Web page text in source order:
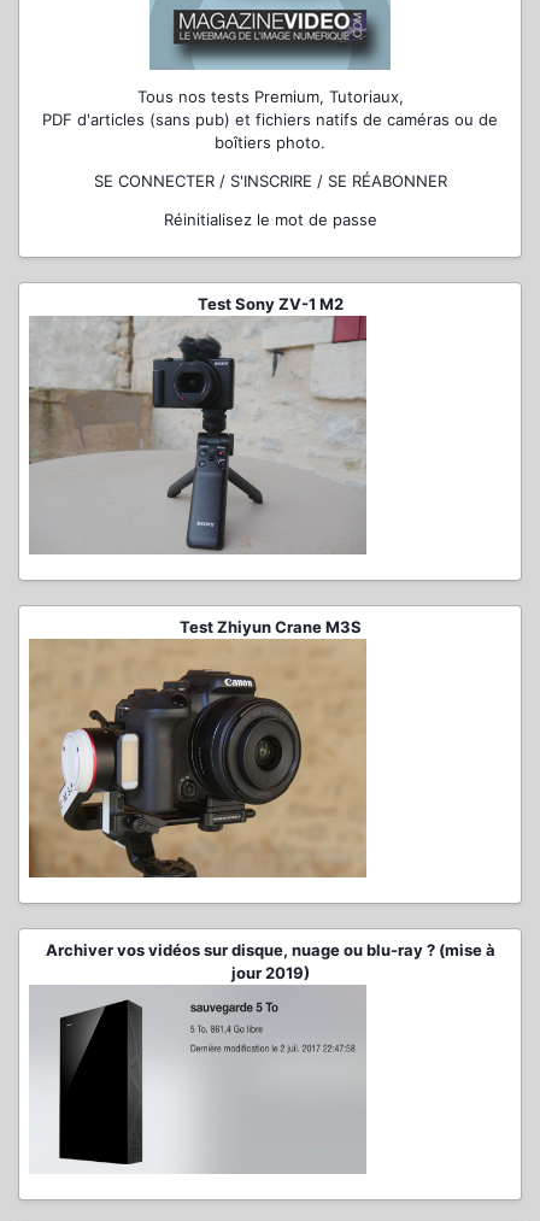
Tous nos tests Premium, Tutoriaux,
PDF d'articles (sans pub) et fichiers natifs de caméras ou de
boîtiers photo.
SE CONNECTER / S'INSCRIRE / SE RÉABONNER
Réinitialisez le mot de passe
Test Sony ZV-1 M2
Test Zhiyun Crane M3S
Archiver vos vidéos sur disque, nuage ou blu-ray ? (mise à
jour 2019)